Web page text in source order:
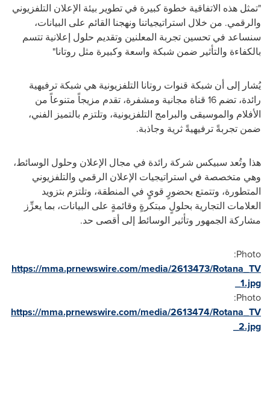
"تمثل هذه الاتفاقية خطوة كبيرة في تطوير بيئة الإعلان التلفزيوني
والرقمي. من خلال استراتيجياتنا ونهجنا القائم على البيانات،
سنساعد في تحسين تجربة المعلنين وتقديم حلول إعلانية تتسم
بالكفاءة والتأثير ضمن شبكة واسعة وكبيرة مثل روتانا"
يُشار إلى أن شبكة قنوات روتانا التلفزيونية هي شبكة ترفيهية
رائدة، تضم 16 قناة مجانية ومشفرة، تقدم مزيجاً متنوعاً من
الأفلام والموسيقى والبرامج التلفزيونية، وتلتزم بالتميز الفني،
ضمن تجربةً ترفيهيةً ثرية وجاذبة.
هذا وتُعد سبيكس شركة رائدة في مجال الإعلان وحلول الوسائط،
وهي متخصصة في استراتيجيات الإعلان الرقمي والتلفزيوني
المتطورة، وتتمتع بحضورٍ قويٍ في المنطقة، وتلتزم بتزويد
العلامات التجارية بحلولٍ مبتكرةٍ وقائمةٍ على البيانات، بما يعزِّز
مشاركة الجمهور وتأثير الوسائط إلى أقصى حد.
Photo:
https://mma.prnewswire.com/media/2613473/Rotana_TV
_1.jpg
Photo:
https://mma.prnewswire.com/media/2613474/Rotana_TV
_2.jpg